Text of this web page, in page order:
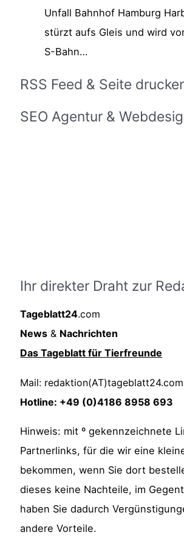
Unfall Bahnhof Hamburg
stürzt aufs Gleis und wird
S-Bahn…
RSS Feed & Seite
SEO Agentur &
Ihr direkter Draht zur
Tageblatt24.com
News & Nachrichten
Das Tageblatt für Tierfreunde
Mail: redaktion(AT)tageblatt24.com
Hotline: +49 (0)4186 8958 693
Hinweis: mit º gekennzeichnete
Partnerlinks, für die wir eine
bekommen, wenn Sie dort
dieses keine Nachteile, im
haben Sie dadurch
andere Vorteile.